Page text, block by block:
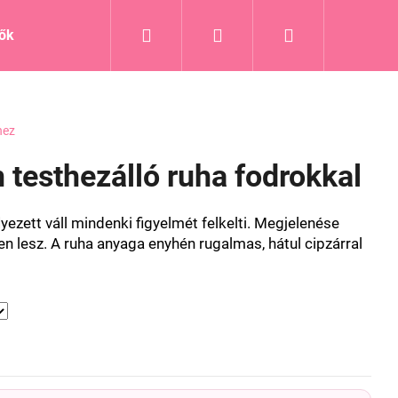
Keresés Bejelentkezés
testhezálló ruha fodrokkal
váll mindenki figyelmét felkelti. Megjelenése
lesz. A ruha anyaga enyhén rugalmas, hátul cipzárral